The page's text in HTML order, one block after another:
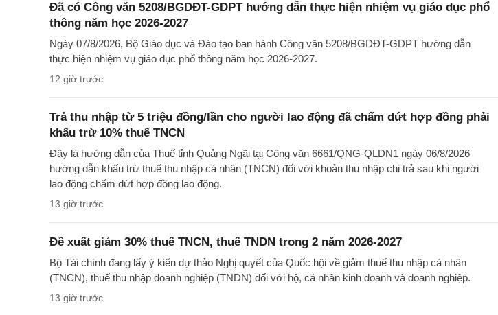
Đã có Công văn 5208/BGDĐT-GDPT hướng dẫn thực hiện nhiệm vụ giáo dục phổ
thông năm học 2026-2027
Ngày 07/8/2026, Bộ Giáo dục và Đào tạo ban hành Công văn 5208/BGDĐT-GDPT hướng dẫn
thực hiện nhiệm vụ giáo dục phổ thông năm học 2026-2027.
12 giờ trước
Trả thu nhập từ 5 triệu đồng/lần cho người lao động đã chấm dứt hợp đồng phải
khấu trừ 10% thuế TNCN
Đây là hướng dẫn của Thuế tỉnh Quảng Ngãi tại Công văn 6661/QNG-QLDN1 ngày 06/8/2026
hướng dẫn khấu trừ thuế thu nhập cá nhân (TNCN) đối với khoản thu nhập chi trả sau khi người
lao động chấm dứt hợp đồng lao động.
13 giờ trước
Đề xuất giảm 30% thuế TNCN, thuế TNDN trong 2 năm 2026-2027
Bộ Tài chính đang lấy ý kiến dự thảo Nghị quyết của Quốc hội về giảm thuế thu nhập cá nhân
(TNCN), thuế thu nhập doanh nghiệp (TNDN) đối với hộ, cá nhân kinh doanh và doanh nghiệp.
13 giờ trước